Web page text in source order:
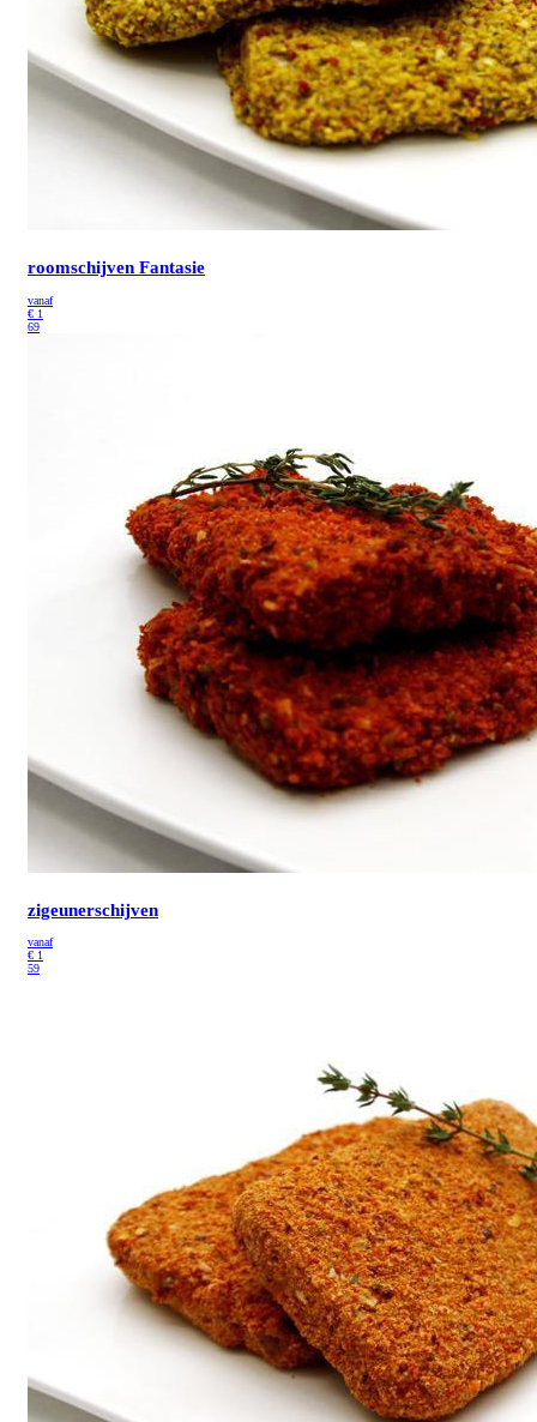
roomschijven Fantasie
vanaf
€ 1
69
zigeunerschijven
vanaf
€ 1
59